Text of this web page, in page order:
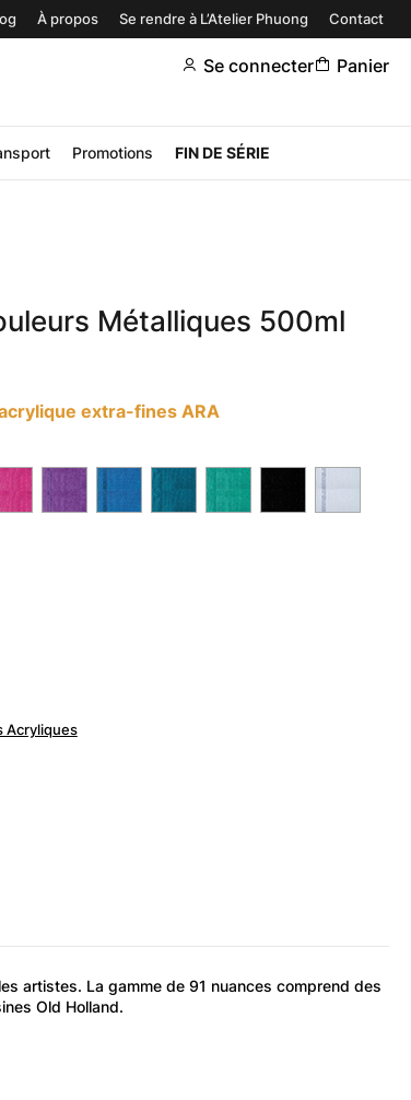
À propos Se rendre à L’Atelier Phuong Contact
Se connecter Panier
Promotions FIN DE SÉRIE
Métalliques 500ml
extra-fines ARA
Acryliques
artistes. La gamme de 91 nuances comprend des
Old Holland.